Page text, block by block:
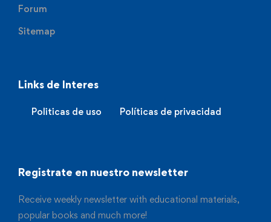
Forum
Sitemap
Links de Interes
Politicas de uso Políticas de privacidad
Registrate en nuestro newsletter
Receive weekly newsletter with educational materials,
popular books and much more!